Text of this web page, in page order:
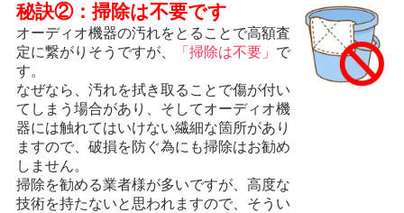
秘訣②：掃除は不要です
オーディオ機器の汚れをとることで高額査
定に繋がりそうですが、
「掃除は不要」 で
す。
なぜなら、汚れを拭き取ることで傷が付い
てしまう場合があり、そしてオーディオ機
器には触れてはいけない繊細な箇所があり
ますので、破損を防ぐ為にも掃除はお勧め
しません。
掃除を勧める業者様が多いですが、高度な
技術を持たないと思われますので、そうい